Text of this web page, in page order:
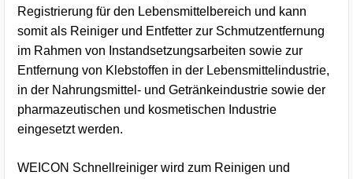
Registrierung für den Lebensmittelbereich und kann
somit als Reiniger und Entfetter zur Schmutzentfernung
im Rahmen von Instandsetzungsarbeiten sowie zur
Entfernung von Klebstoffen in der Lebensmittelindustrie,
in der Nahrungsmittel- und Getränkeindustrie sowie der
pharmazeutischen und kosmetischen Industrie
eingesetzt werden.
WEICON Schnellreiniger wird zum Reinigen und